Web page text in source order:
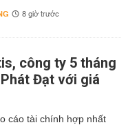
8 giờ trước
công ty 5 tháng
Đạt với giá
cáo tài chính hợp nhất